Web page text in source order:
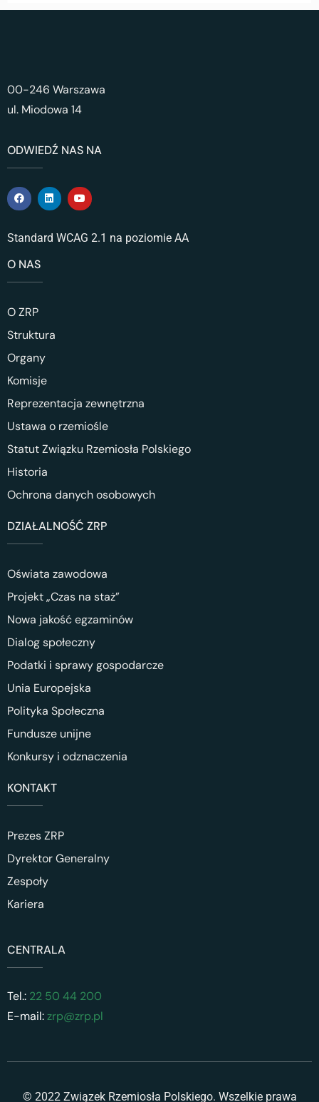
00-246 Warszawa
ul. Miodowa 14
ODWIEDŹ NAS NA
Standard WCAG 2.1 na poziomie AA
O NAS
O ZRP
Struktura
Organy
Komisje
Reprezentacja zewnętrzna
Ustawa o rzemiośle
Statut Związku Rzemiosła Polskiego
Historia
Ochrona danych osobowych
DZIAŁALNOŚĆ ZRP
Oświata zawodowa
Projekt „Czas na staż”
Nowa jakość egzaminów
Dialog społeczny
Podatki i sprawy gospodarcze
Unia Europejska
Polityka Społeczna
Fundusze unijne
Konkursy i odznaczenia
KONTAKT
Prezes ZRP
Dyrektor Generalny
Zespoły
Kariera
CENTRALA
Tel.: 22 50 44 200
E-mail:zrp@zrp.pl
© 2022 Związek Rzemiosła Polskiego. Wszelkie prawa